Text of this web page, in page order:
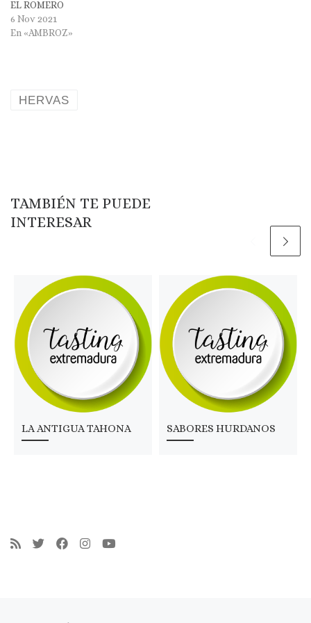
EL ROMERO
6 Nov 2021
En «AMBROZ»
HERVAS
TAMBIÉN TE PUEDE
INTERESAR
LA ANTIGUA TAHONA SABORES HURDANOS